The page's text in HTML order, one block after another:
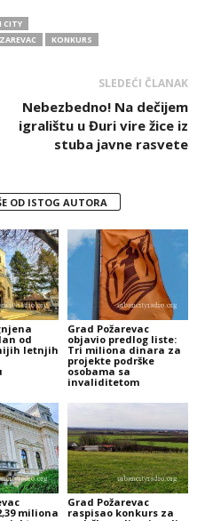
CITY
KONKURS
SLEDEĆI ČLANAK
Nebezbedno! Na dečijem
igralištu u Đuri vire žice iz
stuba javne rasvete
OD ISTOG AUTORA
od
letnjih
Grad Požarevac
objavio predlog liste:
Tri miliona dinara za
projekte podrške
osobama sa
invaliditetom
miliona
Grad Požarevac
raspisao konkurs za